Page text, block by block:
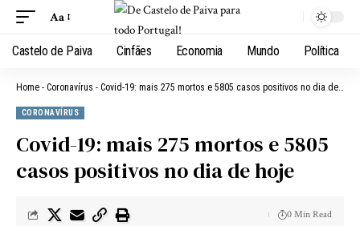
Aa
Castelo de Paiva Cinfães Economia Mundo Política
Home - Coronavírus - Covid-19: mais 275 mortos e 5805 casos positivos no dia de hoje
CORONAVÍRUS
Covid-19: mais 275 mortos e 5805
casos positivos no dia de hoje
0 Min Read